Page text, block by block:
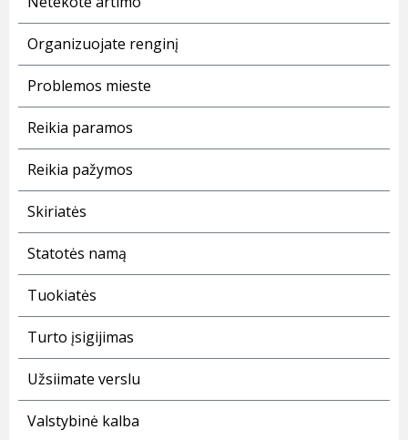
Organizuojate renginį
Problemos mieste
Reikia paramos
Reikia pažymos
Skiriatės
Statotės namą
Tuokiatės
Turto įsigijimas
Užsiimate verslu
Valstybinė kalba